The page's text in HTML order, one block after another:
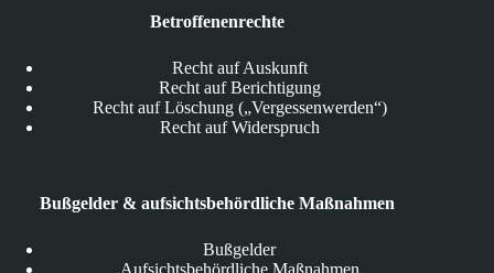
Betroffenenrechte
Recht auf Auskunft
Recht auf Berichtigung
Recht auf Löschung („Vergessenwerden“)
Recht auf Widerspruch
Bußgelder & aufsichtsbehördliche Maßnahmen
Bußgelder
Aufsichtsbehördliche Maßnahmen